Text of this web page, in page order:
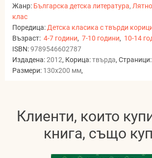
Жанр: Българска детска литература,
клас
Поредица: Детска класика с твърди
Възраст: 4-7 години, 7-10 години, 10-14
ISBN:9789546602787
Издадена:2012, Корица:твърда, Страници:
Размери: 130x200 мм,
Клиенти, които
книга, също